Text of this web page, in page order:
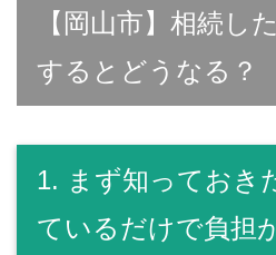
【岡山市】相続し
するとどうなる？
1. まず知っておき
ているだけで負担